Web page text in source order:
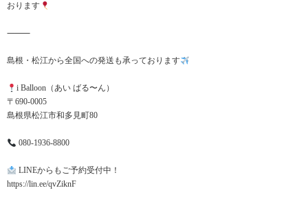
おります
⸻
島根・松江から全国への発送も承っております
i Balloon（あい ばる〜ん）
〒690-0005
島根県松江市和多見町80
080-1936-8800
LINEからもご予約受付中！
https://lin.ee/qvZiknF